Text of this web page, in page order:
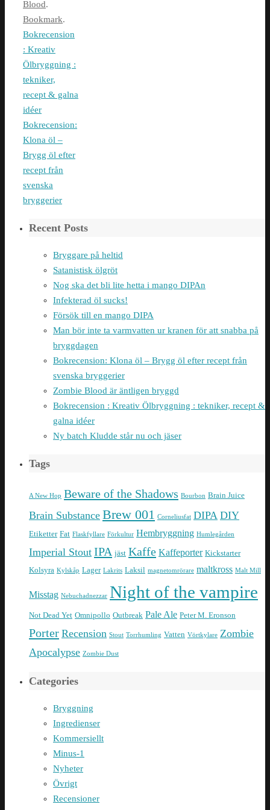
Blood.
Bookmark.
Bokrecension
: Kreativ
Ölbryggning :
tekniker,
recept & galna
idéer
Bokrecension:
Klona öl –
Brygg öl efter
recept från
svenska
bryggerier
Recent Posts
Bryggare på heltid
Satanistisk ölgröt
Nog ska det bli lite hetta i mango DIPAn
Infekterad öl sucks!
Försök till en mango DIPA
Man bör inte ta varmvatten ur kranen för att snabba på
bryggdagen
Bokrecension: Klona öl – Brygg öl efter recept från
svenska bryggerier
Zombie Blood är äntligen bryggd
Bokrecension : Kreativ Ölbryggning : tekniker, recept &
galna idéer
Ny batch Kludde står nu och jäser
Tags
A New Hop Beware of the Shadows Bourbon Brain Juice
Brain Substance Brew 001 Corneliusfat DIPA DIY
Etiketter Fat Flaskfyllare Förkultur Hembryggning Humlegården
Imperial Stout IPA jäst Kaffe Kaffeporter Kickstarter
Kolsyra Kylskåp Lager Lakrits Laksil magnetomrörare maltkross Malt Mill
Misstag Nebuchadnezzar Night of the vampire
Not Dead Yet Omnipollo Outbreak Pale Ale Peter M. Eronson
Porter Recension Stout Torrhumling Vatten Vörtkylare Zombie
Apocalypse Zombie Dust
Categories
Bryggning
Ingredienser
Kommersiellt
Minus-1
Nyheter
Övrigt
Recensioner